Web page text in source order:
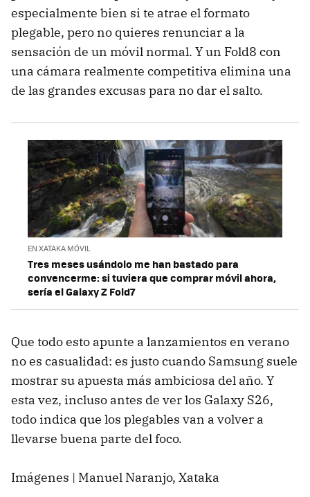
especialmente bien si te atrae el formato
plegable, pero no quieres renunciar a la
sensación de un móvil normal. Y un Fold8 con
una cámara realmente competitiva elimina una
de las grandes excusas para no dar el salto.
EN XATAKA MÓVIL
Tres meses usándolo me han bastado para
convencerme: si tuviera que comprar móvil ahora,
sería el Galaxy Z Fold7
Que todo esto apunte a lanzamientos en verano
no es casualidad: es justo cuando Samsung suele
mostrar su apuesta más ambiciosa del año. Y
esta vez, incluso antes de ver los Galaxy S26,
todo indica que los plegables van a volver a
llevarse buena parte del foco.
Imágenes | Manuel Naranjo, Xataka